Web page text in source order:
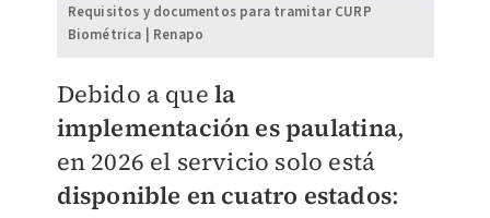
Requisitos y documentos para tramitar CURP
Biométrica | Renapo
Debido a quela
implementación es paulatina,
en 2026 el servicio solo está
disponible en cuatro estados: